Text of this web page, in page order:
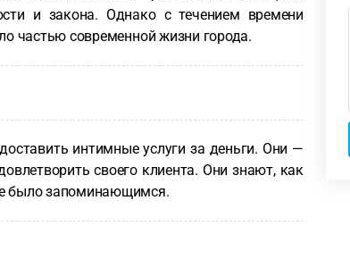
и закона. Однако с течением времени
частью современной жизни города.
интимные услуги за деньги. Они —
своего клиента. Они знают, как
было запоминающимся.